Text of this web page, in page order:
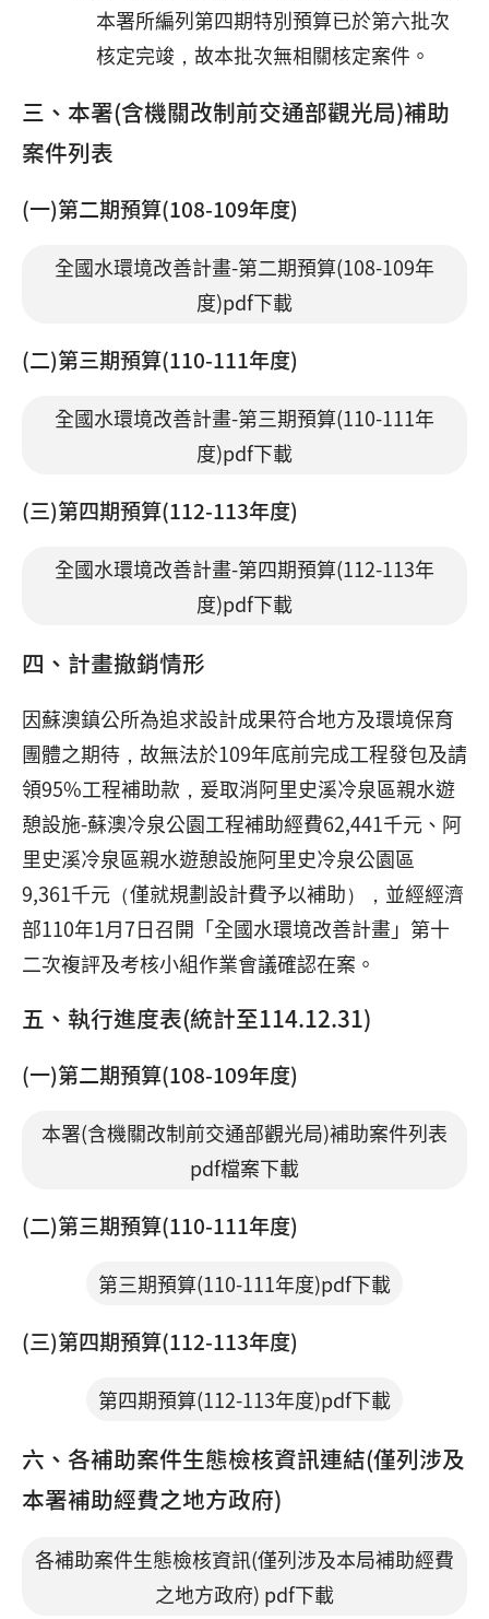
本署所編列第四期特別預算已於第六批次
核定完竣，故本批次無相關核定案件。
三、本署(含機關改制前交通部觀光局)補助
案件列表
(一)第二期預算(108-109年度)
全國水環境改善計畫-第二期預算(108-109年
度)pdf下載
(二)第三期預算(110-111年度)
全國水環境改善計畫-第三期預算(110-111年
度)pdf下載
(三)第四期預算(112-113年度)
全國水環境改善計畫-第四期預算(112-113年
度)pdf下載
四、計畫撤銷情形
因蘇澳鎮公所為追求設計成果符合地方及環境保育
團體之期待，故無法於109年底前完成工程發包及請
領95%工程補助款，爰取消阿里史溪冷泉區親水遊
憩設施-蘇澳冷泉公園工程補助經費62,441千元、阿
里史溪冷泉區親水遊憩設施阿里史冷泉公園區
9,361千元（僅就規劃設計費予以補助），並經經濟
部110年1月7日召開「全國水環境改善計畫」第十
二次複評及考核小組作業會議確認在案。
五、執行進度表(統計至114.12.31)
(一)第二期預算(108-109年度)
本署(含機關改制前交通部觀光局)補助案件列表
pdf檔案下載
(二)第三期預算(110-111年度)
第三期預算(110-111年度)pdf下載
(三)第四期預算(112-113年度)
第四期預算(112-113年度)pdf下載
六、各補助案件生態檢核資訊連結(僅列涉及
本署補助經費之地方政府)
各補助案件生態檢核資訊(僅列涉及本局補助經費
之地方政府) pdf下載